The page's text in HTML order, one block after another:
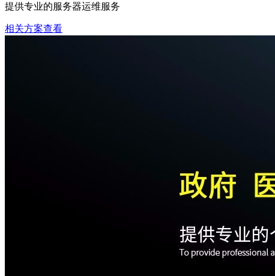
提供专业的服务器运维服务
相关方案查看